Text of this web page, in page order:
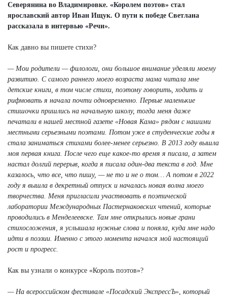
Северянина во Владимировке. «Королем поэтов» стал
ярославский автор Иван Ищук. О пути к победе Светлана
рассказала в интервью «Речи».
Как давно вы пишете стихи?
— Мои родители — филологи, они большое внимание уделяли моему
развитию. С самого раннего моего возраста мама читала мне
детские книги, в том числе стихи, поэтому говорить, ходить и
рифмовать я начала почти одновременно. Первые маленькие
стишочки пришлись на начальную школу, тогда меня даже
печатали в нашей местной газете «Новая Кама» рядом с нашими
местными серьезными поэтами. Потом уже в студенческие годы я
стала заниматься стихами более-менее серьезно. В 2013 году вышла
моя первая книга. После чего еще какое-то время я писала, а затем
настал долгий перерыв, когда я писала один-два текста в год. Мне
казалось, что все, что пишу, — не то и не о том… А потом в 2022
году я вышла в декретный отпуск и началась новая волна моего
творчества. Меня пригласили участвовать в поэтической
лаборатории Международных Пастернаковских чтений, которые
проводились в Менделеевске. Там мне открылись новые грани
стихосложения, я услышала нужные слова и поняла, куда мне надо
идти в поэзии. Именно с этого момента начался мой настоящий
рост и прогресс.
Как вы узнали о конкурсе «Король поэтов»?
— На всероссийском фестивале «Посадский ЭкспрессЪ», который